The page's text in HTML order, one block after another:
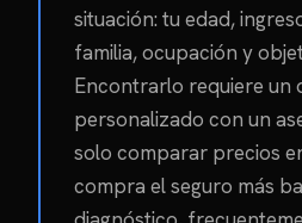
situación: tu edad,
familia, ocupación y
Encontrarlo requiere un
personalizado con un
solo comparar precios
compra el seguro más